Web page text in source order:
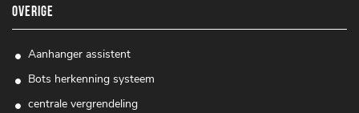
OVERIGE
Aanhanger assistent
Bots herkenning systeem
centrale vergrendeling